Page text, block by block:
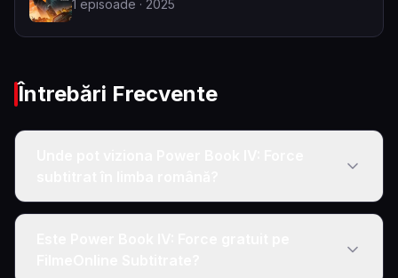
1 episoade · 2025
Întrebări Frecvente